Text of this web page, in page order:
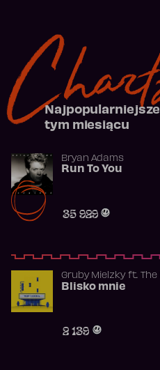
tym miesiącu
Bryan Adams
Run To You
35 929
Gruby Mielzkyft.
Blisko mnie
2 139